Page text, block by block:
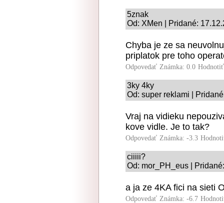
5znak
Od: XMen | Pridané:
Chyba je ze sa
priplatok pre toho
Odpovedať Známka: 0.0
3ky 4ky
Od: super reklami |
Vraj na vidieku
kove vidle. Je to tak?
Odpovedať Známka: -3.3
ciiiii?
Od: mor_PH_eus |
a ja ze 4KA fici na sieti
Odpovedať Známka: -6.7